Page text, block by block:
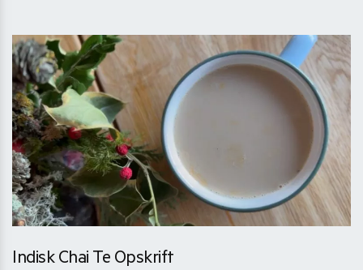
Indisk Chai Te Opskrift